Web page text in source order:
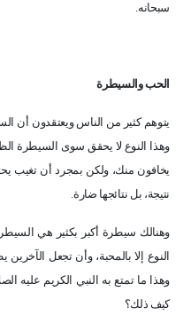
سبحانه.
الحب والسيطرة
يتوهم كثير من الناس ويعتقدون أن
وهذا النوع لا يحقق سوى السيطرة
يخافون منك، ولكن بمجرد أن تغيب
نتيجة، بل نتائجها ضارة.
وهنالك سيطرة أكبر بكثير هي
النوع إلا بالمحبة، وأن تجعل
وهذا ما تمتع به النبي الكريم عليه
كيف ذلك؟